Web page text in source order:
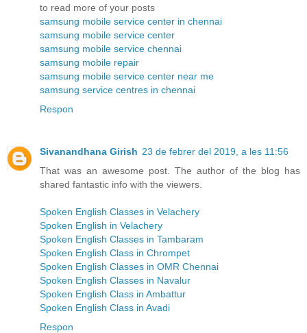
to read more of your posts
samsung mobile service center in chennai
samsung mobile service center
samsung mobile service chennai
samsung mobile repair
samsung mobile service center near me
samsung service centres in chennai
Respon
Sivanandhana Girish 23 de febrer del 2019, a les 11:56
That was an awesome post. The author of the blog has
shared fantastic info with the viewers.
Spoken English Classes in Velachery
Spoken English in Velachery
Spoken English Classes in Tambaram
Spoken English Class in Chrompet
Spoken English Classes in OMR Chennai
Spoken English Classes in Navalur
Spoken English Class in Ambattur
Spoken English Class in Avadi
Respon